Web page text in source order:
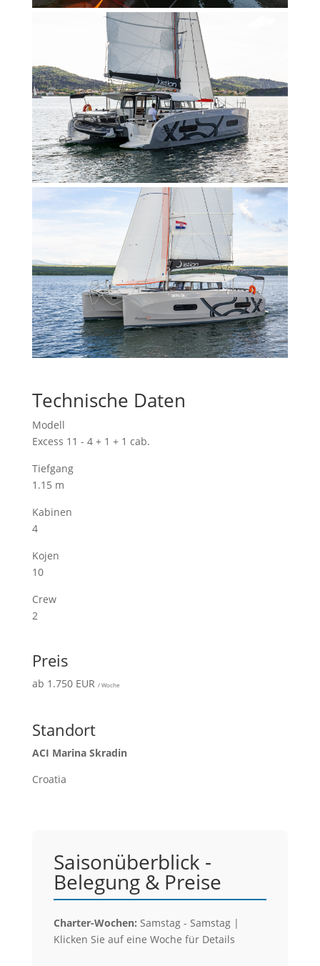
Technische Daten
Modell
Excess 11 - 4 + 1 + 1 cab.
Tiefgang
1.15 m
Kabinen
4
Kojen
10
Crew
2
Preis
ab 1.750 EUR / Woche
Standort
ACI Marina Skradin
Croatia
Saisonüberblick -
Belegung & Preise
Charter-Wochen: Samstag - Samstag |
Klicken Sie auf eine Woche für Details